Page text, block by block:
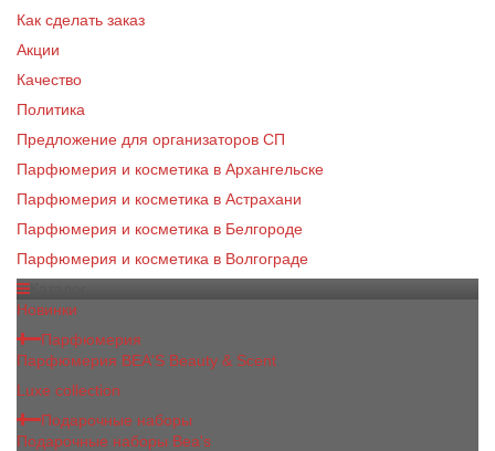
Как сделать заказ
Акции
Качество
Политика
Предложение для организаторов СП
Парфюмерия и косметика в Архангельске
Парфюмерия и косметика в Астрахани
Парфюмерия и косметика в Белгороде
Парфюмерия и косметика в Волгограде
Новинки
Парфюмерия
Парфюмерия BEA'S Beauty & Scent
Luxe collection
Подарочные наборы
Подарочные наборы Bea's